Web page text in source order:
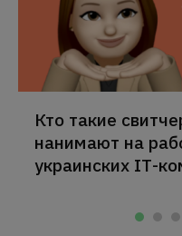
Кто такие
нанимают на
украинских ІТ-